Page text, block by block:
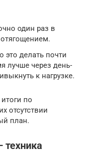
один раз в
делать почти
лучше через день-
к нагрузке.
по
отсутствии
план.